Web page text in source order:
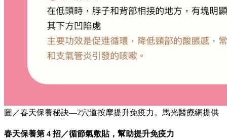
圖／春天保養秘訣—2穴道按摩提升免疫力。馬光醫療網提供
春天保養第 4 招／循節氣敷貼，幫助提升免疫力